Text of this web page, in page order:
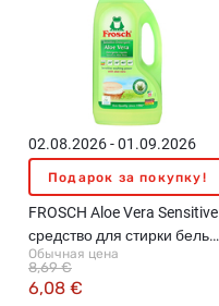
02.08.2026 - 01.09.2026
Подарок за покупку!
FROSCH Aloe Vera Sensitive
средство для стирки белья,
1.5л
Обычная цена
6,08 €
8,69 €